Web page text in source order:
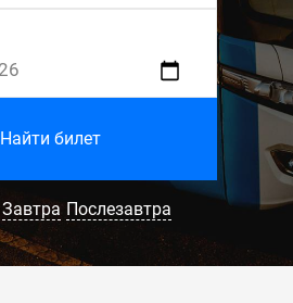
Найти билет
Завтра Послезавтра